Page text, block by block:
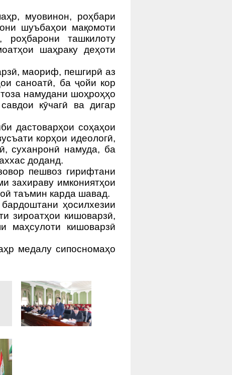
, муовинон, роҳбари
шуъбаҳои мақомоти
, роҳбарони ташкилоту
шаҳраку деҳоти
маориф, пешгирӣ аз
саноатӣ, ба ҷойи кор
намудани шоҳроҳҳо
кӯчагӣ ва дигар
дастоварҳои соҳаҳои
корҳои идеологӣ,
суханронӣ намуда, ба
доданд.
пешвоз гирифтани
захираву имкониятҳои
таъмин карда шавад.
ҳосилхезии
зироатҳои кишоварзӣ,
маҳсулоти кишоварзӣ
медалу сипосномаҳо